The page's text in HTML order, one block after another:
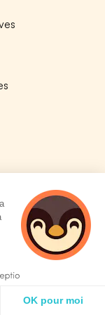
OK pour moi
2 personnes
consultent
actuellement cette